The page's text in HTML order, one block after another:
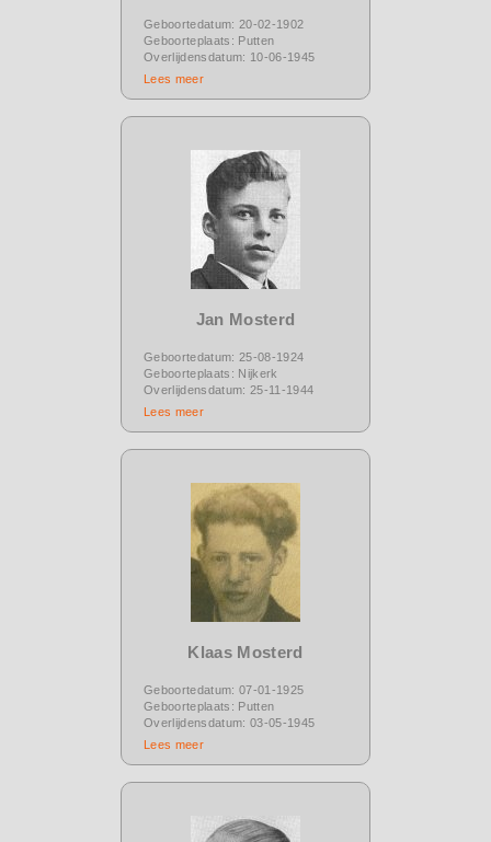
Geboortedatum: 20-02-1902
Geboorteplaats: Putten
Overlijdensdatum: 10-06-1945
Lees meer
Jan Mosterd
Geboortedatum: 25-08-1924
Geboorteplaats: Nijkerk
Overlijdensdatum: 25-11-1944
Lees meer
Klaas Mosterd
Geboortedatum: 07-01-1925
Geboorteplaats: Putten
Overlijdensdatum: 03-05-1945
Lees meer